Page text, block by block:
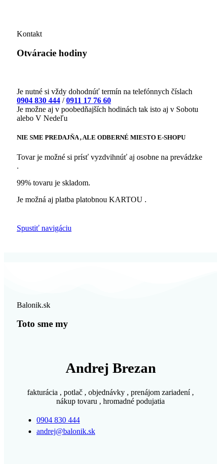
Kontakt
Otváracie hodiny
Je nutné si vždy dohodnúť termín na telefónnych číslach
0904 830 444/0911 17 76 60
Je možne aj v poobedňajších hodinách tak isto aj v Sobotu
alebo V Nedeľu
NIE SME PREDAJŇA , ALE ODBERNÉ MIESTO E-SHOPU
Tovar je možné si prísť vyzdvihnúť aj osobne na prevádzke
.
99% tovaru je skladom.
Je možná aj platba platobnou KARTOU .
Spustiť navigáciu
Balonik.sk
Toto sme my
Andrej Brezan
fakturácia , potlač , objednávky , prenájom zariadení ,
nákup tovaru , hromadné podujatia
0904 830 444
andrej@balonik.sk